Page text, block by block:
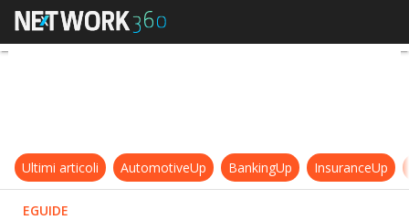
Social commerce: tutto quello che
Ultimi articoli AutomotiveUp BankingUp InsuranceUp
EGUIDE